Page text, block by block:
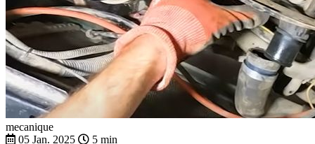
mecanique
05 Jan. 2025
5 min